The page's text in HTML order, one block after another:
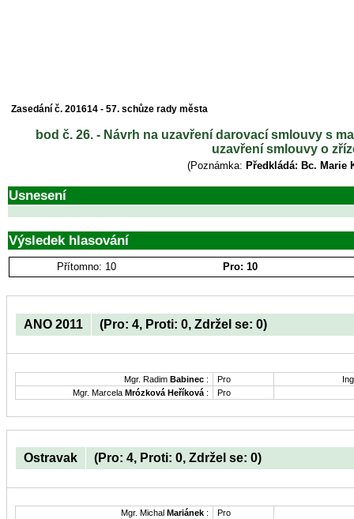
Zasedání č. 201614 - 57. schůze rady města
bod č. 26. - Návrh na uzavření darovací smlouvy s
uzavření smlouvy o
(Poznámka: Předkládá: Bc.
Usnesení
Výsledek hlasování
Přítomno: 10 Pro: 10
ANO 2011 (Pro: 4, Proti: 0, Zdržel se: 0)
Mgr. Radim Babinec : Pro
Mgr. Marcela Mrózková Heříková : Pro
Ostravak (Pro: 4, Proti: 0, Zdržel se: 0)
Mgr. Michal Mariánek :
Pro